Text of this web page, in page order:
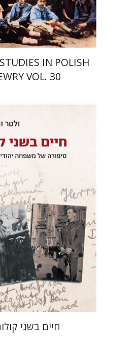
IN POLISH
VOL. 30
ולטר וולף
משה וולף
דורון אוברהנד
הנחת אתר ספר מודפס
$35
$32
חיים בשני